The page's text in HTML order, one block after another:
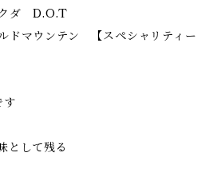
ダ D.O.T
マウンテン 【スペシャリティー
す
として残る